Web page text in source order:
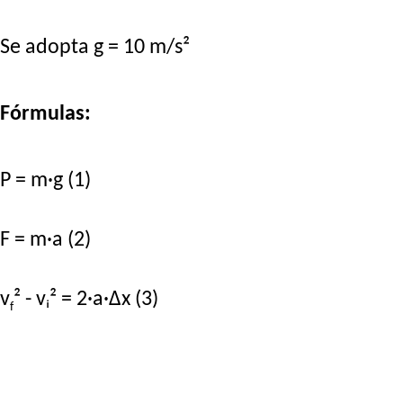
Se adopta g = 10 m/s²
Fórmulas:
P = m·g (1)
F = m·a (2)
vf² - vᵢ² = 2·a·Δx (3)